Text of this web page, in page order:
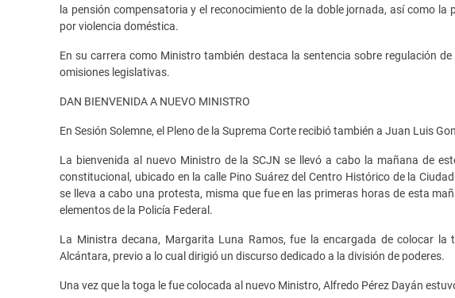
la pensión compensatoria y el reconocimiento de la doble jornada, así como la
por violencia doméstica.
En su carrera como Ministro también destaca la sentencia sobre regulación
omisiones legislativas.
DAN BIENVENIDA A NUEVO MINISTRO
En Sesión Solemne, el Pleno de la Suprema Corte recibió también a Juan Luis
La bienvenida al nuevo Ministro de la SCJN se llevó a cabo la mañana de
constitucional, ubicado en la calle Pino Suárez del Centro Histórico de la
se lleva a cabo una protesta, misma que fue en las primeras horas de esta
elementos de la Policía Federal.
La Ministra decana, Margarita Luna Ramos, fue la encargada de colocar
Alcántara, previo a lo cual dirigió un discurso dedicado a la división de poderes.
Una vez que la toga le fue colocada al nuevo Ministro, Alfredo Pérez Dayán